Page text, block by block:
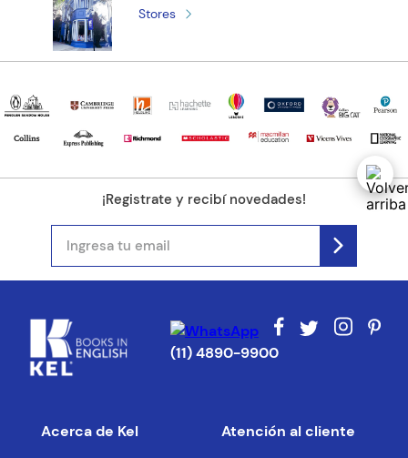
Stores
¡Registrate y recibí novedades!
(11) 4890-9900
Acerca de Kel Atención al cliente